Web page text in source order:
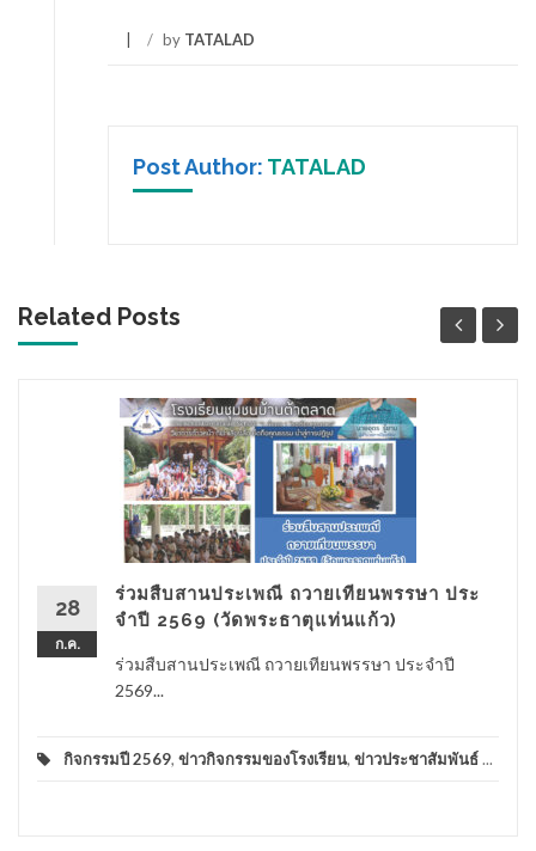
/ by TATALAD
Post Author: TATALAD
Related Posts
28
ก.ค.
ร่วมสืบสานประเพณี ถวายเทียนพรรษา ประ
จําปี 2569 (วัดพระธาตุแท่นแก้ว)
ร่วมสืบสานประเพณี ถวายเทียนพรรษา ประจําปี
2569...
กิจกรรมปี 2569, ข่าวกิจกรรมของโรงเรียน, ข่าวประชาสัมพันธ์...